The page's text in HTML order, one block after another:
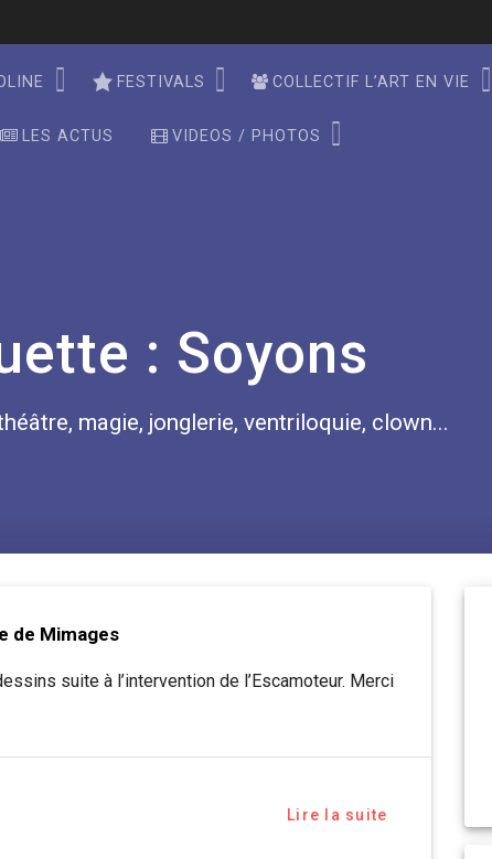
FESTIVALS COLLECTIF L’ART EN VIE
LES ACTUS VIDEOS / PHOTOS
: Soyons
magie, jonglerie, ventriloquie, clown...
de Mimages
suite à l’intervention de l’Escamoteur. Merci
Lire la suite